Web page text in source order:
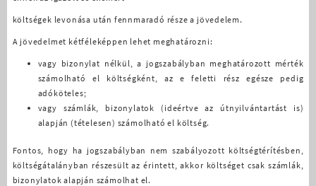
költségek levonása után fennmaradó része a jövedelem.
A jövedelmet kétféleképpen lehet meghatározni:
vagy bizonylat nélkül, a jogszabályban meghatározott mérték
számolható el költségként, az e feletti rész egésze pedig
adóköteles;
vagy számlák, bizonylatok (ideértve az útnyilvántartást is)
alapján (tételesen) számolható el költség.
Fontos, hogy ha jogszabályban nem szabályozott költségtérítésben,
költségátalányban részesült az érintett, akkor költséget csak számlák,
bizonylatok alapján számolhat el.